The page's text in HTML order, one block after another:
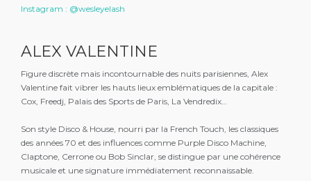
Instagram : @wesleyelash
ALEX VALENTINE
Figure discrète mais incontournable des nuits parisiennes, Alex
Valentine fait vibrer les hauts lieux emblématiques de la capitale :
Cox, Freedj, Palais des Sports de Paris, La Vendredix…
Son style Disco & House, nourri par la French Touch, les classiques
des années 70 et des influences comme Purple Disco Machine,
Claptone, Cerrone ou Bob Sinclar, se distingue par une cohérence
musicale et une signature immédiatement reconnaissable.